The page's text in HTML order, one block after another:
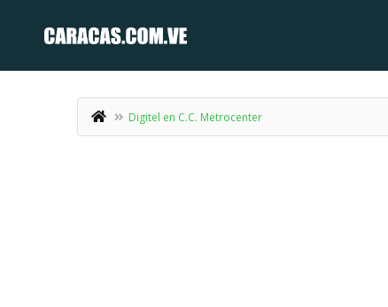
Digitel en C.C. Metrocenter